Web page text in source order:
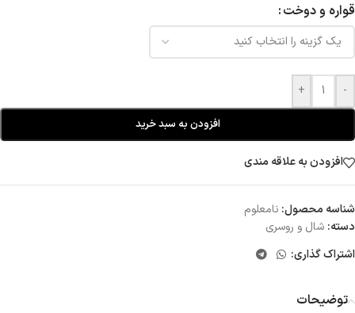
قواره و دوخت
-
+
افزودن به سبد خرید
افزودن به علاقه مندی
شناسه محصول: نامعلوم
دسته: شال و روسری
اشتراک گذاری:
توضیحات